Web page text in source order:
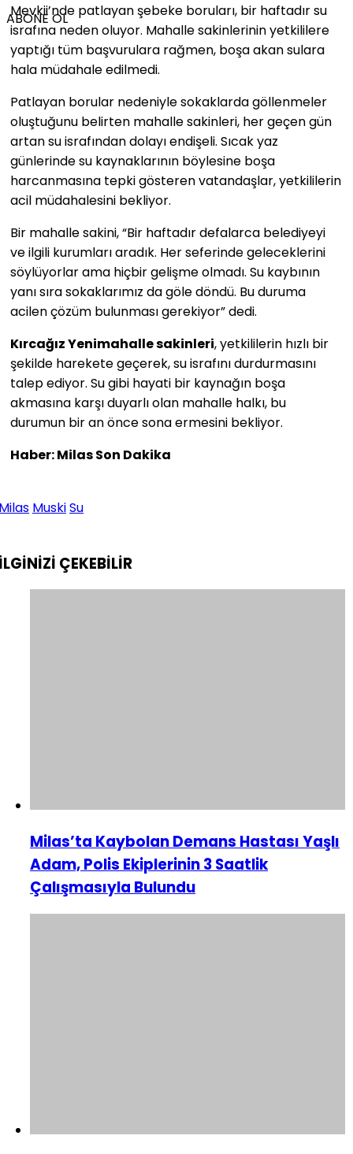
ABONE OL
Mevkii’nde patlayan şebeke boruları, bir haftadır su
israfına neden oluyor. Mahalle sakinlerinin yetkililere
yaptığı tüm başvurulara rağmen, boşa akan sulara
hala müdahale edilmedi.
Patlayan borular nedeniyle sokaklarda göllenmeler
oluştuğunu belirten mahalle sakinleri, her geçen gün
artan su israfından dolayı endişeli. Sıcak yaz
günlerinde su kaynaklarının böylesine boşa
harcanmasına tepki gösteren vatandaşlar, yetkililerin
acil müdahalesini bekliyor.
Bir mahalle sakini, “Bir haftadır defalarca belediyeyi
ve ilgili kurumları aradık. Her seferinde geleceklerini
söylüyorlar ama hiçbir gelişme olmadı. Su kaybının
yanı sıra sokaklarımız da göle döndü. Bu duruma
acilen çözüm bulunması gerekiyor” dedi.
Kırcağız Yenimahalle sakinleri, yetkililerin hızlı bir
şekilde harekete geçerek, su israfını durdurmasını
talep ediyor. Su gibi hayati bir kaynağın boşa
akmasına karşı duyarlı olan mahalle halkı, bu
durumun bir an önce sona ermesini bekliyor.
Haber: Milas Son Dakika
MuskiSu
ÇEKEBİLİR
Milas’ta Kaybolan Demans Hastası Yaşlı
Adam, Polis Ekiplerinin 3 Saatlik
Çalışmasıyla Bulundu